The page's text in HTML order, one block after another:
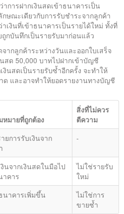
การฝากเงินสดเข้าธนาคารเป็น
กษณะเดียวกับการรับชำระจากลูกค้า
เงินที่เข้าธนาคารเป็นรายได้ใหม่ ทั้งที่
ถูกบันทึกเป็นรายรับมาก่อนแล้ว
ากลูกค้าระหว่างวันและออกใบเสร็จ
สด 50,000 บาทไปฝากเข้าบัญชี
นสดเป็นรายรับซ้ำอีกครั้ง จะทำให้
ด และอาจทำให้ยอดรายงานทางบัญชี
หมายที่ถูกต้อง
สิ่งที่ไม่ควร
ตีความ
ายการรับเงินจาก
-
งินจากเงินสดในมือไป
าคาร
ไม่ใช่รายรับ
ใหม่
นาคารเพิ่มขึ้น
ไม่ใช่การ
ขายซ้ำ